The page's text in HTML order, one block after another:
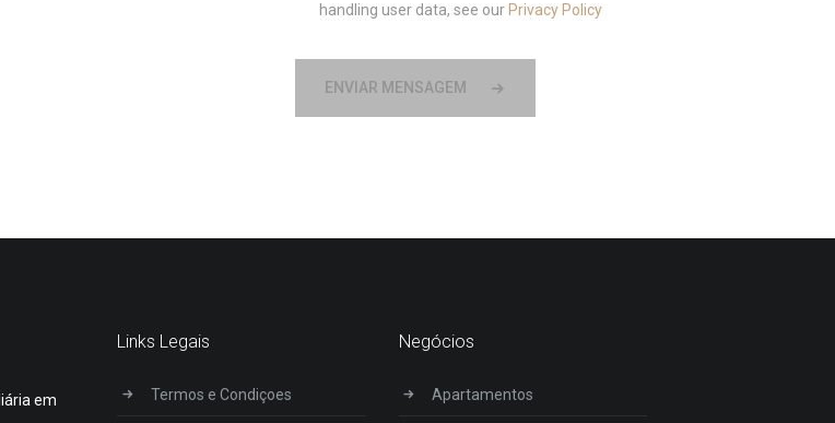
handling user data, see our Privacy Policy
ENVIAR MENSAGEM
em
Links Legais
Termos e Condiçoes
Negócios
Apartamentos